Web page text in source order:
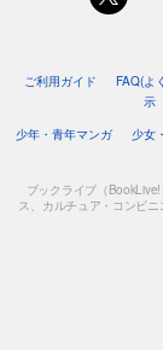
ご利用ガイド FAQ(よ
示
少年・青年マンガ
少女
ブックライブ（
ス、カルチュア・コンビ